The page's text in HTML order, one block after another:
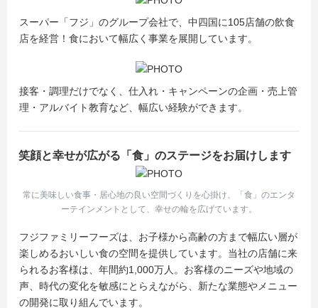
スーパー「フジ」のグループ会社で、中四国に105店舗の飲食
店を経営！食において幅広く事業を展開しています。
接客・調理だけでなく、仕入れ・キャンペーンの企画・売上管
理・アルバイト教育など、幅広い経験ができます。
笑顔と幸せが広がる「食」のステージをお届けします
常に美味しい食事・居心地の良い空間づくりを心掛け、「食」のエンタ
ーテインメントとして、幸せの輪を広げています。
フジファミリーフーズは、お子様から高齢の方まで幅広い層が
楽しめるおいしい食の空間を提供しています。当社の店舗に来
られるお客様は、年間約1,000万人。お客様のニーズや地域の
声、時代の変化を敏感にとらえながら、新たな業態やメニュー
の開発に取り組んでいます。